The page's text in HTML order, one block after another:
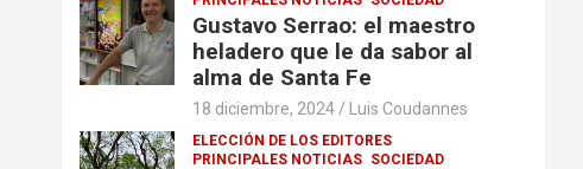
Gustavo Serrao: el maestro
heladero que le da sabor al
alma de Santa Fe
18 diciembre, 2024 Luis Coudannes
ELECCIÓN DE LOS EDITORES
PRINCIPALES NOTICIAS SOCIEDAD